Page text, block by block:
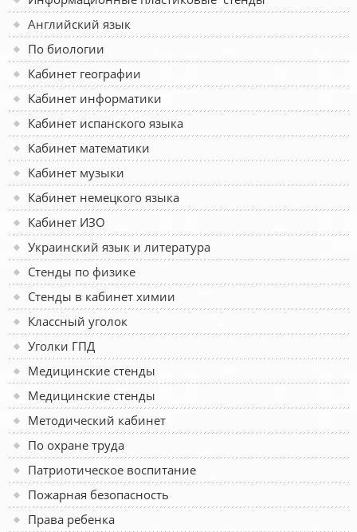
Английский язык
По биологии
Кабинет географии
Кабинет информатики
Кабинет испанского языка
Кабинет математики
Кабинет музыки
Кабинет немецкого языка
Кабинет ИЗО
Украинский язык и литература
Стенды по физике
Стенды в кабинет химии
Классный уголок
Уголки ГПД
Медицинские стенды
Медицинские стенды
Методический кабинет
По охране труда
Патриотическое воспитание
Пожарная безопасность
Права ребенка